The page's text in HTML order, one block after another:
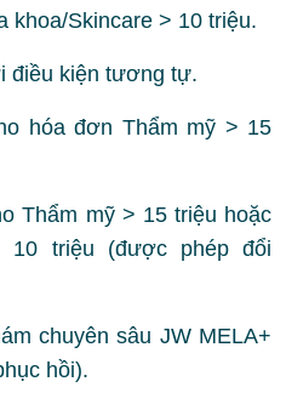
khoa/Skincare > 10 triệu.
điều kiện tương tự.
hóa đơn Thẩm mỹ > 15
Thẩm mỹ > 15 triệu hoặc
10 triệu (được phép đổi
chuyên sâu JW MELA+
hồi).